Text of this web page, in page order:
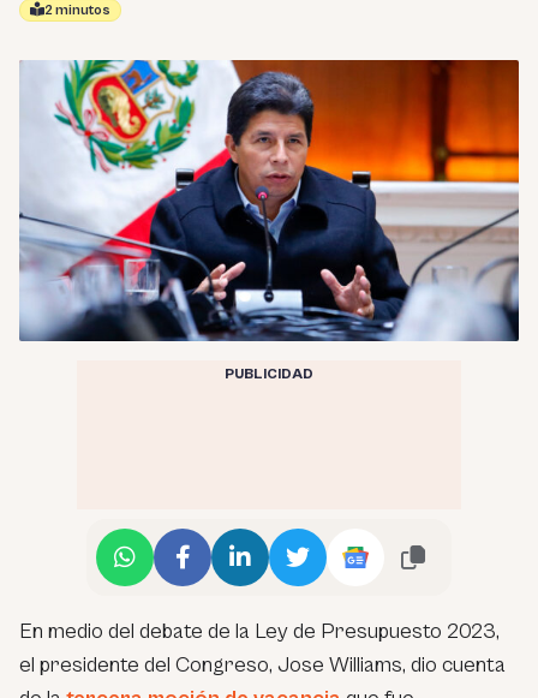
2 minutos
PUBLICIDAD
En medio del debate de la Ley de Presupuesto 2023,
el presidente del Congreso, Jose Williams, dio cuenta